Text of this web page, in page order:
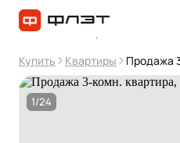
Купить Квартиры Продажа
1/24